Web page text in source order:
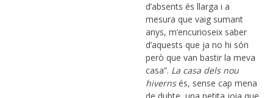
d’absents és llarga i a
mesura que vaig sumant
anys, m’encurioseix saber
d’aquests que ja no hi són
però que van bastir la meva
casa”. La casa dels nou
hivernsés, sense cap mena